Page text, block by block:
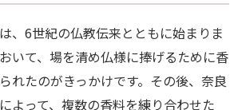
、6世紀の仏教伝来とともに始まりま
いて、場を清め仏様に捧げるために香
れたのがきっかけです。その後、奈良
よって、複数の香料を練り合わせた